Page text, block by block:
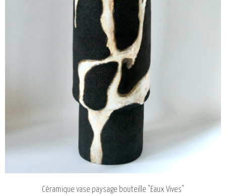
Céramique vase paysage bouteille "Eaux Vives"